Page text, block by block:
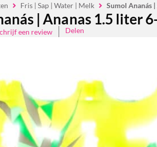
Fris | Sap | Water | Melk Sumol Ananás
| Ananas 1.5 liter
een review Delen